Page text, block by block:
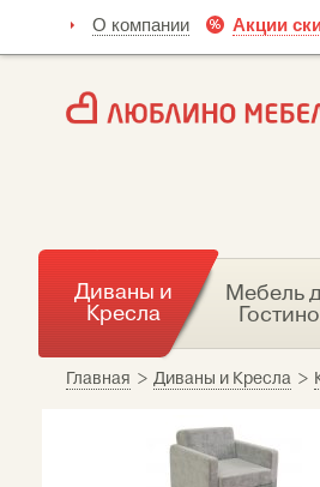
О компании Акции
Диваны и
Кресла
Мебель
Главная > Диваны и Кресла >